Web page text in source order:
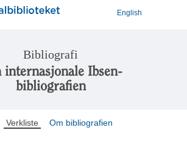
English
Bibliografi
internasjonale Ibsen-
bibliografien
Verkliste Om bibliografien